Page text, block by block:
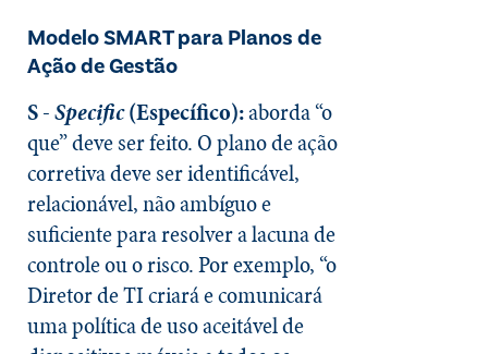
Modelo SMART para Planos de
Ação de Gestão
S -Specific(Específico):aborda “o
que” deve ser feito. O plano de ação
corretiva deve ser identificável,
relacionável, não ambíguo e
suficiente para resolver a lacuna de
controle ou o risco. Por exemplo, “o
Diretor de TI criará e comunicará
uma política de uso aceitável de